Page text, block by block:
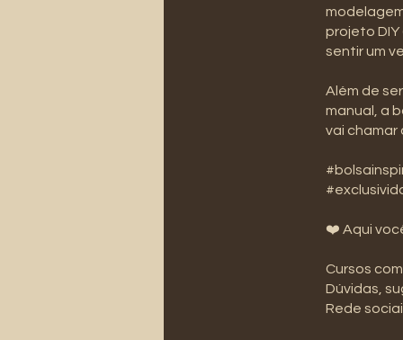
projeto DIY
sentir um
Além de
manual, a
vai chamar
❤️ Aqui
Cursos
Dúvidas,
️Rede